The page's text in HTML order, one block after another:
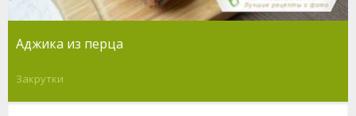
Аджика из перца
Закрутки